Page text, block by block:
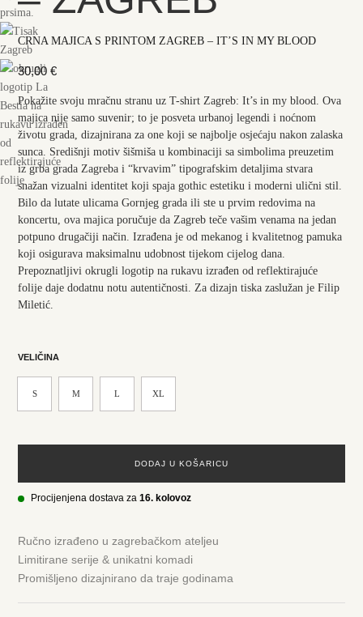
CRNA MAJICA S PRINTOM ZAGREB –IT’S IN MY BLOOD
30,00€
Pokažite svoju mračnu stranu uz T-shirt Zagreb: It’s in my blood.Ova
majica nije samo suvenir; to je posveta urbanoj legendi i noćnom
životu grada, dizajnirana za one koji se najbolje osjećaju nakon zalaska
sunca. Središnji motiv šišmiša u kombinaciji sa simbolima preuzetim
iz grba grada Zagreba i “krvavim” tipografskim detaljima stvara
snažan vizualni identitet koji spaja gothic estetiku i moderni ulični stil.
Bilo da lutate ulicama Gornjeg grada ili ste u prvim redovima na
koncertu, ova majica poručuje da Zagreb teče vašim venama na jedan
potpuno drugačiji način.Izrađena je od mekanog i kvalitetnog pamuka
koji osigurava maksimalnu udobnost tijekom cijelog dana.
Prepoznatljivi okrugli logotip na rukavu izrađen od reflektirajuće
folije daje dodatnu notu autentičnosti. Za dizajn tiska zaslužan je Filip
Miletić.
VELIČINA
S M L XL
DODAJ U KOŠARICU
Procijenjena dostava za16. kolovoz
Ručno izrađeno u zagrebačkom ateljeu
Limitirane serije & unikatni komadi
Promišljeno dizajnirano da traje godinama